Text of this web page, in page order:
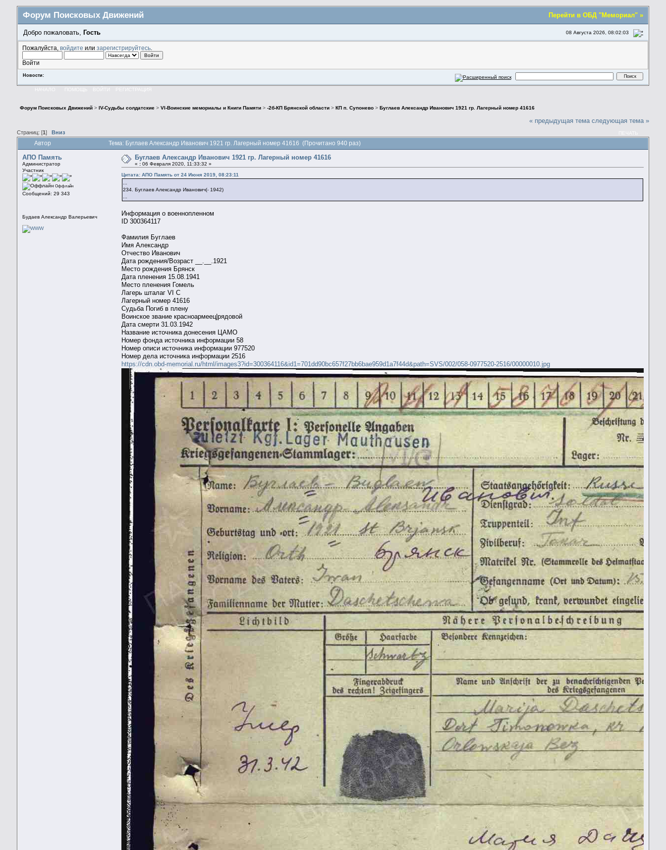
Перейти в ОБД "Мемориал" »
Форум Поисковых Движений
08 Августа 2026, 08:02:03
Добро пожаловать, Гость
Пожалуйста, войдите или зарегистрируйтесь.
Войти
Новости:
НАЧАЛО ПОМОЩЬ ВОЙТИ РЕГИСТРАЦИЯ
Форум Поисковых Движений > IV-Судьбы солдатские >VI-Воинские мемориалы и Книги Памяти >-2б-КП Брянской области > КП п. Супонево > Буглаев Александр Иванович 1921 гр. Лагерный номер 41616
« предыдущая тема следующая тема »
Страниц: [1 ] Вниз ПЕЧАТЬ
Автор Тема: Буглаев Александр Иванович 1921 гр. Лагерный номер 41616 (Прочитано 940 раз)
АПО Память
Администратор
Участник
Оффлайн
Сообщений: 29 343
Будаев Александр Валерьевич
Буглаев Александр Иванович 1921 гр. Лагерный номер 41616
« :06 Февраля 2020, 11:33:32 »
Цитата: АПО Память от 24 Июня 2019, 08:23:11
...
234. Буглаев Александр Иванович(- 1942)
...
Информация о военнопленном
ID 300364117
Фамилия Буглаев
Имя Александр
Отчество Иванович
Дата рождения/Возраст __.__.1921
Место рождения Брянск
Дата пленения 15.08.1941
Место пленения Гомель
Лагерь шталаг VI C
Лагерный номер 41616
Судьба Погиб в плену
Воинское звание красноармеец|рядовой
Дата смерти 31.03.1942
Название источника донесения ЦАМО
Номер фонда источника информации 58
Номер описи источника информации 977520
Номер дела источника информации 2516
https://cdn.obd-memorial.ru/html/images3?id=300364116&id1=701dd90bc657f27bb6bae959d1a7f44d&path=SVS/002/058-0977520-2516/00000010.jpg